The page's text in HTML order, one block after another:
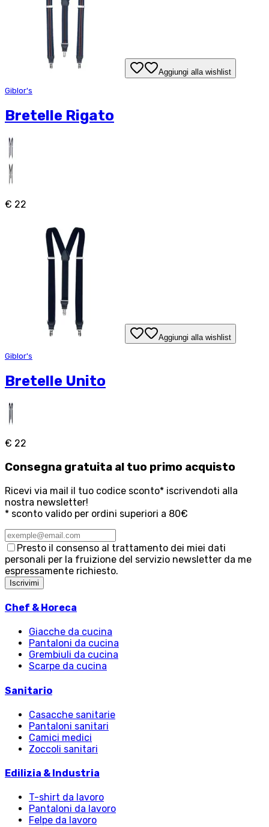
Aggiungi alla wishlist
Giblor's
Bretelle Rigato
€ 22
Aggiungi alla wishlist
Giblor's
Bretelle Unito
€ 22
Consegna gratuita al tuo primo acquisto
Ricevi via mail il tuo codice sconto* iscrivendoti alla
nostra newsletter!
* sconto valido per ordini superiori a 80€
Presto il consenso al trattamento dei miei dati
personali per la fruizione del servizio newsletter da me
espressamente richiesto.
Iscrivimi
Chef & Horeca
Giacche da cucina
Pantaloni da cucina
Grembiuli da cucina
Scarpe da cucina
Sanitario
Casacche sanitarie
Pantaloni sanitari
Camici medici
Zoccoli sanitari
Edilizia & Industria
T-shirt da lavoro
Pantaloni da lavoro
Felpe da lavoro